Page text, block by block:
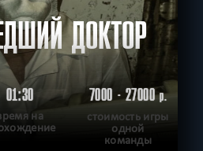
ДОКТОР
01:30
на
7000 - 27000р.
стоимость игры
одной
команды